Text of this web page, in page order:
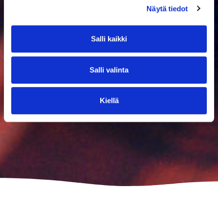
Näytä tiedot
Salli kaikki
Salli valinta
Kiellä